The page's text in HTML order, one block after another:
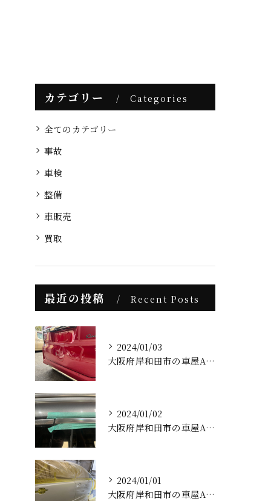
カテゴリー Categories
全てのカテゴリー
事故
車検
整備
車販売
買取
最近の投稿 Recent Posts
2024/01/03
大阪府岸和田市の車屋AFK(ホンダNBOXカスタム板金塗装修理)
2024/01/02
大阪府岸和田市の車屋AFK(ベンツメッキモール補修)
2024/01/01
大阪府岸和田市の車屋AFK(明けましておめでとうございます)